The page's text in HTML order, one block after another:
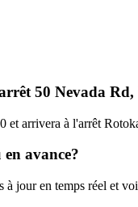
50 Nevada
arrivera à l'arrêt
avance?
jour en temps réel et